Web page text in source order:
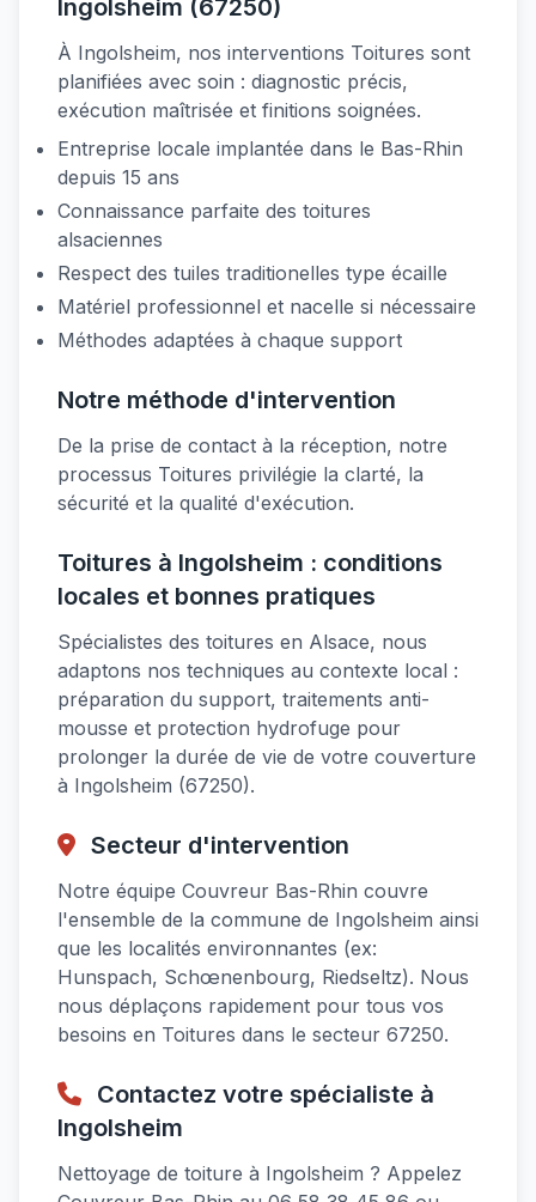
Ingolsheim (67250)
À Ingolsheim, nos interventions Toitures sont
planifiées avec soin : diagnostic précis,
exécution maîtrisée et finitions soignées.
Entreprise locale implantée dans le Bas-Rhin
depuis 15 ans
Connaissance parfaite des toitures
alsaciennes
Respect des tuiles traditionelles type écaille
Matériel professionnel et nacelle si nécessaire
Méthodes adaptées à chaque support
Notre méthode d'intervention
De la prise de contact à la réception, notre
processus Toitures privilégie la clarté, la
sécurité et la qualité d'exécution.
Toitures à Ingolsheim : conditions
locales et bonnes pratiques
Spécialistes des toitures en Alsace, nous
adaptons nos techniques au contexte local :
préparation du support, traitements anti-
mousse et protection hydrofuge pour
prolonger la durée de vie de votre couverture
à Ingolsheim (67250).
Secteur d'intervention
Notre équipe Couvreur Bas-Rhin couvre
l'ensemble de la commune de Ingolsheim ainsi
que les localités environnantes (ex:
Hunspach, Schœnenbourg, Riedseltz). Nous
nous déplaçons rapidement pour tous vos
besoins en Toitures dans le secteur 67250.
Contactez votre spécialiste à
Ingolsheim
Nettoyage de toiture à Ingolsheim ? Appelez